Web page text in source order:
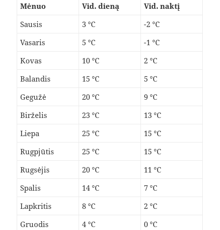
Mėnuo Vid. dieną
Vid. naktį
Sausis
3 °C
-2 °C
Vasaris
5 °C
-1 °C
Kovas
10 °C
2 °C
Balandis
15 °C
5 °C
Gegužė
20 °C
9 °C
Birželis
23 °C
13 °C
Liepa
25 °C
15 °C
Rugpjūtis
25 °C
15 °C
Rugsėjis
20 °C
11 °C
Spalis
14 °C
7 °C
Lapkritis
8 °C
2 °C
Gruodis
4 °C 0 °C